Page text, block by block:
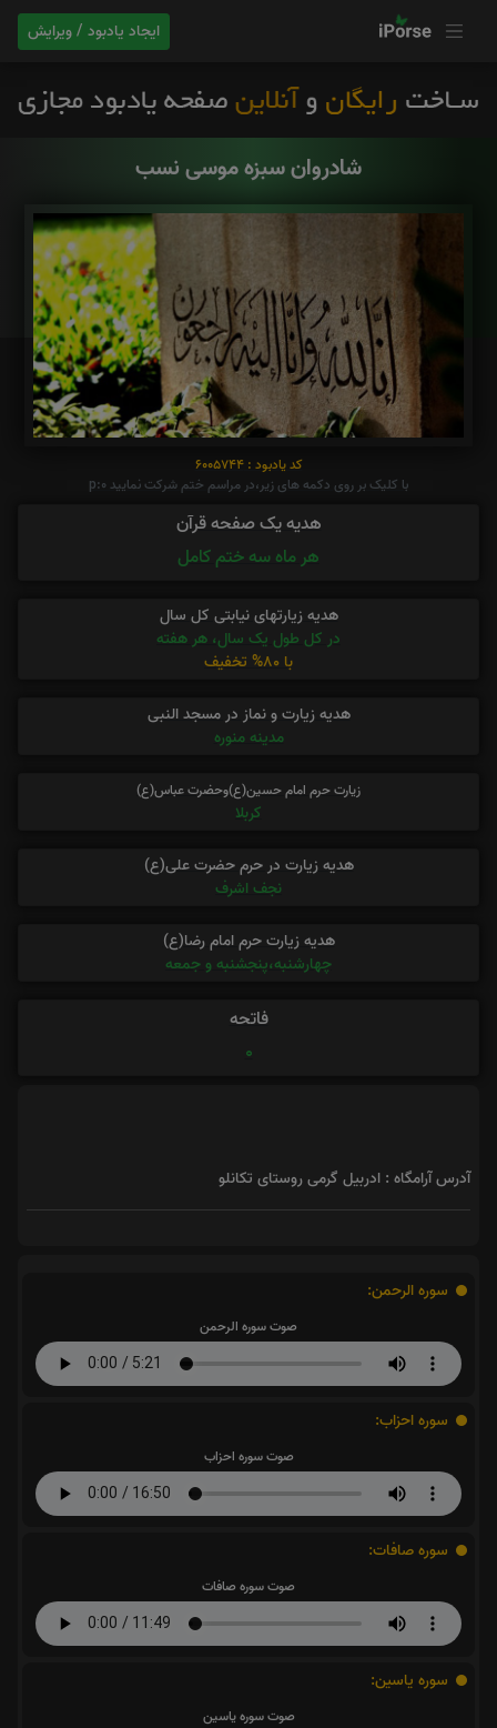
ایجاد یادبود / ویرایش
شادروان سبزه موسی نسب
کد یادبود : 6005744
با کلیک بر روی دکمه های زیر،در مراسم ختم شرکت نمایید p:0
هدیه یک صفحه قرآن
هر ماه سه ختم کامل
هدیه زیارتهای نیابتی کل سال
در کل طول یک سال، هر هفته
با 80% تخفیف
هدیه زیارت و نماز در مسجد النبی
مدینه منوره
زیارت حرم امام حسین(ع)وحضرت عباس(ع)
کربلا
هدیه زیارت در حرم حضرت علی(ع)
نجف اشرف
هدیه زیارت حرم امام رضا(ع)
چهارشنبه،پنجشنبه و جمعه
فاتحه
0
آدرس آرامگاه : ادربیل گرمی روستای تکانلو
سوره الرحمن:
صوت سوره الرحمن
سوره احزاب:
صوت سوره احزاب
سوره صافات:
صوت سوره صافات
سوره یاسین:
صوت سوره یاسین